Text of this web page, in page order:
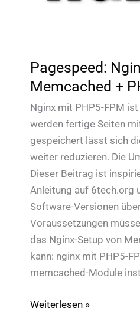
Pagespeed:
Memcached +
Nginx mit PHP5-FPM
werden fertige Seiten
gespeichert lässt sich
weiter reduzieren. Die
Dieser Beitrag ist
Anleitung auf 6tech.org
Software-Versionen
Voraussetzungen
das Nginx-Setup von
kann: nginx mit PHP5-
memcached-Module
Pagespeed:
Weiterlesen »